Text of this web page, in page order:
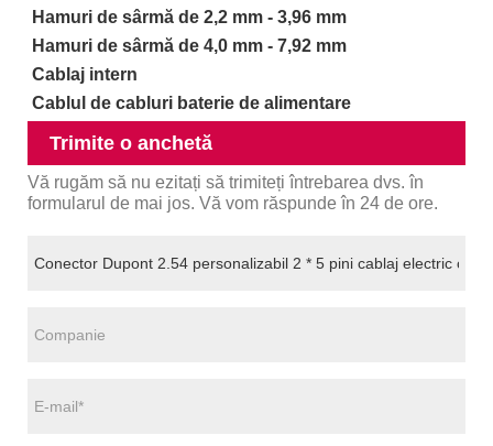
Hamuri de sârmă de 2,2 mm - 3,96 mm
Hamuri de sârmă de 4,0 mm - 7,92 mm
Cablaj intern
Cablul de cabluri baterie de alimentare
Trimite o anchetă
Vă rugăm să nu ezitați să trimiteți întrebarea dvs. în
formularul de mai jos. Vă vom răspunde în 24 de ore.